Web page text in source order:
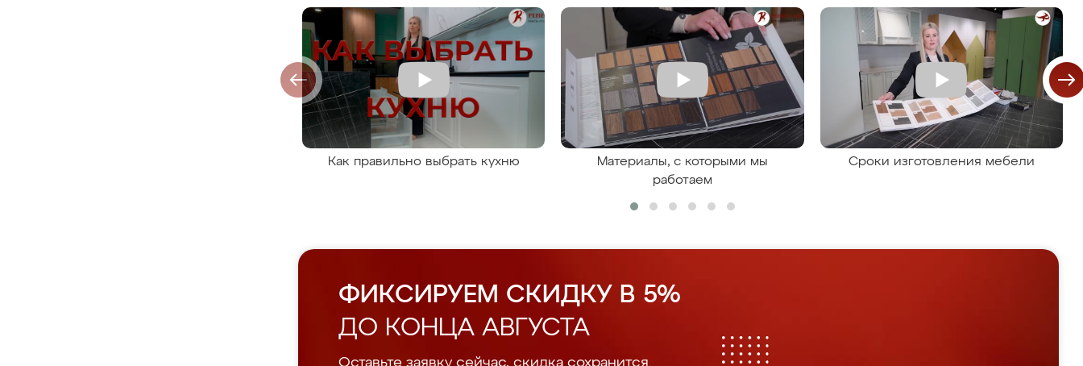
Как правильно выбрать кухню
Материалы, с которыми мы
работаем
Сроки изготовления мебели
ФИКСИРУЕМ СКИДКУ В 5%
ДО КОНЦА АВГУСТА
Оставьте заявку сейчас, скидка сохранится.